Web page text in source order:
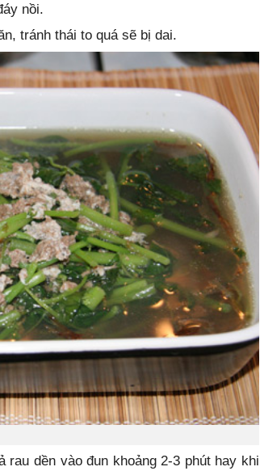
nồi.
tránh thái to quá sẽ bị dai.
dền vào đun khoảng 2-3 phút hay khi